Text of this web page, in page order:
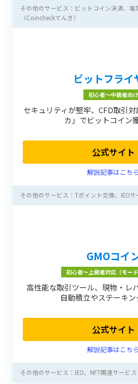
その他のサービス：ビットコイン決済、電
（Coincheckでんき）
ビットフライ
初心者〜中級者向け
セキュリティが堅牢、CFD取引
カ」でビットコイン
公式サイト
解説記事はこちら
その他のサービス：Tポイント交換、IEOサ
GMOコイ
初心者〜上級者対応（モード
高性能な取引ツール、現物・レ
自動積立やステーキ
公式サイト
解説記事はこちら
その他のサービス：IEO、NFT関連サービス